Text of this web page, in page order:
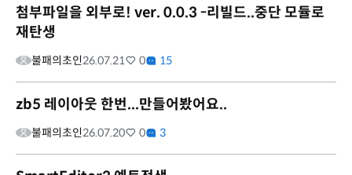
첨부파일을 외부로! ver. 0.0.3 -리빌드..중단 모듈로
재탄생
불패의초인26.07.21 0 15
zb5 레이아웃 한번...만들어봤어요..
불패의초인26.07.20 0 3